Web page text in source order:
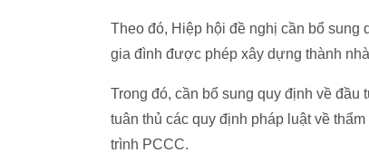
Theo đó, Hiệp hội đề nghị cần bổ sung
gia đình được phép xây dựng thành
Trong đó, cần bổ sung quy định về
tuân thủ các quy định pháp luật về
trình PCCC.